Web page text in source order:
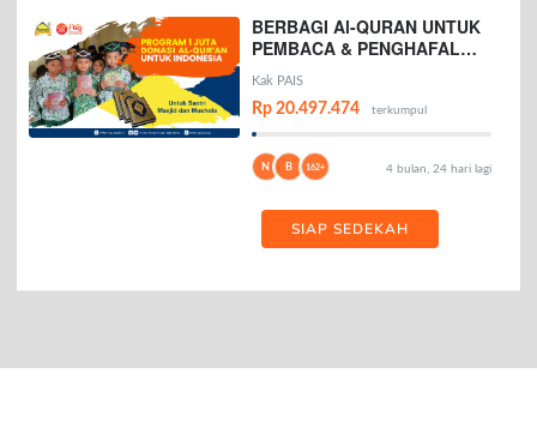
BERBAGI Al-QURAN UNTUK
PEMBACA & PENGHAFAL
AL-QURAN
Kak PAIS
Rp 20.497.474 terkumpul
N B 162+ 4 bulan, 24 hari lagi
SIAP SEDEKAH